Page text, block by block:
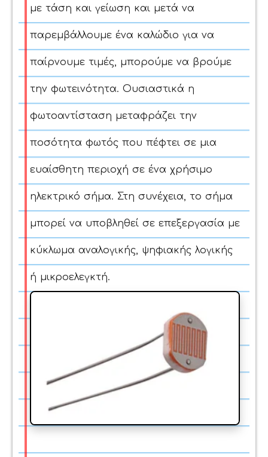
με τάση και γείωση και μετά να
παρεμβάλλουμε ένα καλώδιο για να
παίρνουμε τιμές, μπορούμε να βρούμε
την φωτεινότητα. Ουσιαστικά η
φωτοαντίσταση μεταφράζει την
ποσότητα φωτός που πέφτει σε μια
ευαίσθητη περιοχή σε ένα χρήσιμο
ηλεκτρικό σήμα. Στη συνέχεια, το σήμα
μπορεί να υποβληθεί σε επεξεργασία με
κύκλωμα αναλογικής, ψηφιακής λογικής
ή μικροελεγκτή.